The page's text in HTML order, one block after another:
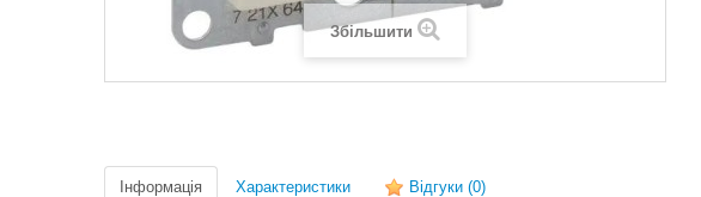
Збільшити
Інформація Характеристики Відгуки (0)